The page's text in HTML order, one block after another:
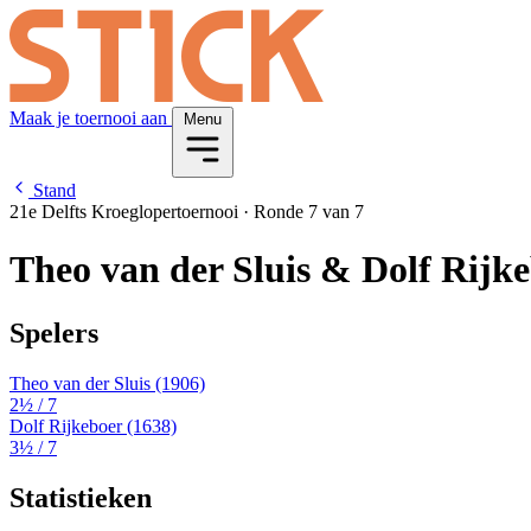
Maak je toernooi aan Menu
Stand
21e Delfts Kroeglopertoernooi · Ronde 7 van 7
Theo van der Sluis & Dolf
Spelers
Theo van der Sluis (1906)
2½ / 7
Dolf Rijkeboer(1638)
3½ / 7
Statistieken